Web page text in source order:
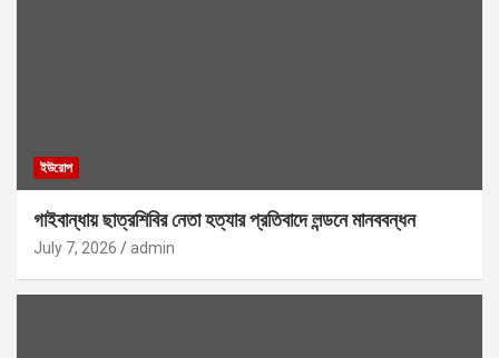
ইউরোপ
গাইবান্ধায় ছাত্রশিবির নেতা হত্যার প্রতিবাদে লন্ডনে মানববন্ধন
July 7, 2026 admin